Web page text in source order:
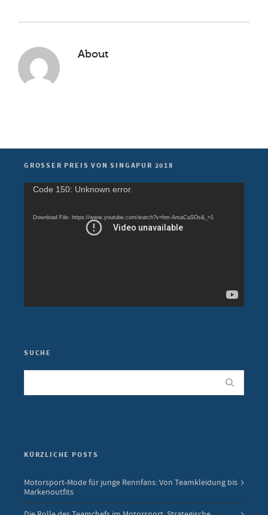
About
GROSSER PREIS VON SINGAPUR 2018
Video
Code 150: Unknown error.
Download File: https://www.youtube.com/watch?v=hm-AmaCaSOs&_=1
SUCHE
KÜRZLICHE POSTS
Motorsport-Mode für junge Rennfans: Von Teamkleidung bis
Markenoutfits